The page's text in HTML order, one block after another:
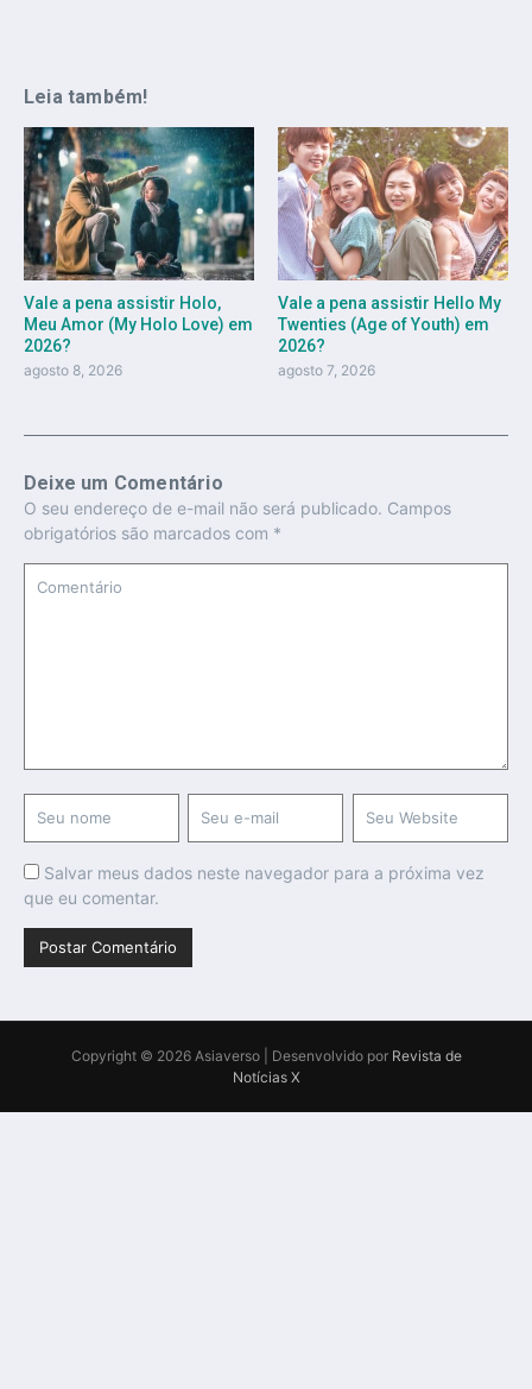
Leia também!
Vale a pena assistir Holo,
Meu Amor (My Holo Love) em
2026?
agosto 8, 2026
Vale a pena assistir Hello My
Twenties (Age of Youth) em
2026?
agosto 7, 2026
Deixe um Comentário
O seu endereço de e-mail não será publicado. Campos
obrigatórios são marcados com *
Salvar meus dados neste navegador para a próxima vez
que eu comentar.
Copyright © 2026 Asiaverso | Desenvolvido por Revista de
Notícias X